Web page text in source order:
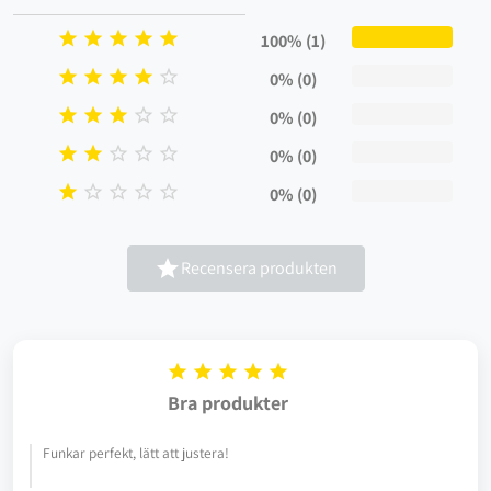
D1: 19-42 Maximalt D1 mått är med foten inskruvad i plåten.
Gänga: M8
maxvikt ca 200kg
     100% (1)
     0% (0)
     0% (0)
     0% (0)
     0% (0)
Recensera produkten
    
Bra produkter
Funkar perfekt, lätt att justera!